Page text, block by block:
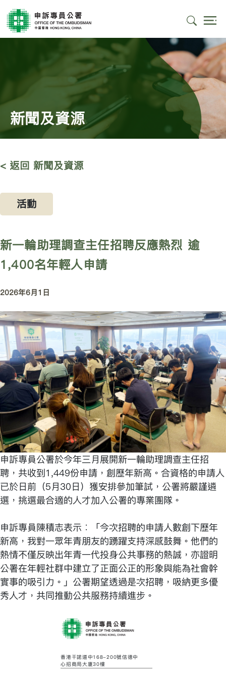
新聞及資源
< 返回 新聞及資源
活動
新一輪助理調查主任招聘反應熱烈 逾
1,400名年輕人申請
2026年6月1日
申訴專員公署於今年三月展開新一輪助理調查主任招
聘，共收到1,449份申請，創歷年新高。合資格的申請人
已於日前（5月30日）獲安排參加筆試，公署將嚴謹遴
選，挑選最合適的人才加入公署的專業團隊。
申訴專員陳積志表示︰「今次招聘的申請人數創下歷年
新高，我對一眾年青朋友的踴躍支持深感鼓舞。他們的
熱情不僅反映出年青一代投身公共事務的熱誠，亦證明
公署在年輕社群中建立了正面公正的形象與能為社會幹
實事的吸引力。」公署期望透過是次招聘，吸納更多優
秀人才，共同推動公共服務持續進步。
香港干諾道中168-200號信德中
心招商局大廈30樓